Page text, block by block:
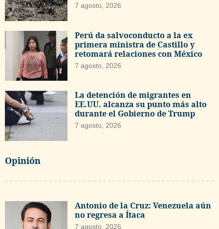
7 agosto, 2026
Perú da salvoconducto a la ex
primera ministra de Castillo y
retomará relaciones con México
7 agosto, 2026
La detención de migrantes en
EE.UU. alcanza su punto más alto
durante el Gobierno de Trump
7 agosto, 2026
Opinión
Antonio de la Cruz: Venezuela aún
no regresa a Ítaca
7 agosto, 2026